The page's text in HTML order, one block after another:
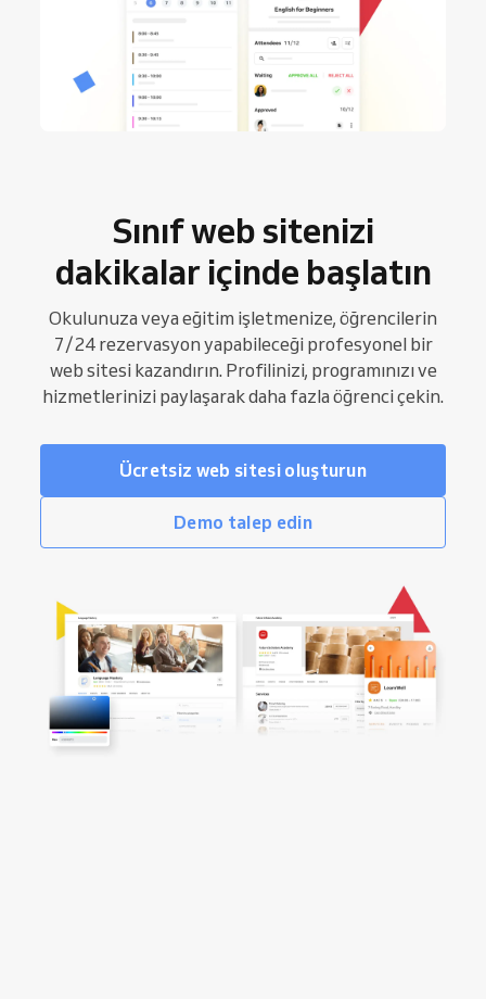
Sınıf web sitenizi
dakikalar içinde başlatın
Okulunuza veya eğitim işletmenize, öğrencilerin
7/24 rezervasyon yapabileceği profesyonel bir
web sitesi kazandırın. Profilinizi, programınızı ve
hizmetlerinizi paylaşarak daha fazla öğrenci çekin.
Ücretsiz web sitesi oluşturun
Demo talep edin